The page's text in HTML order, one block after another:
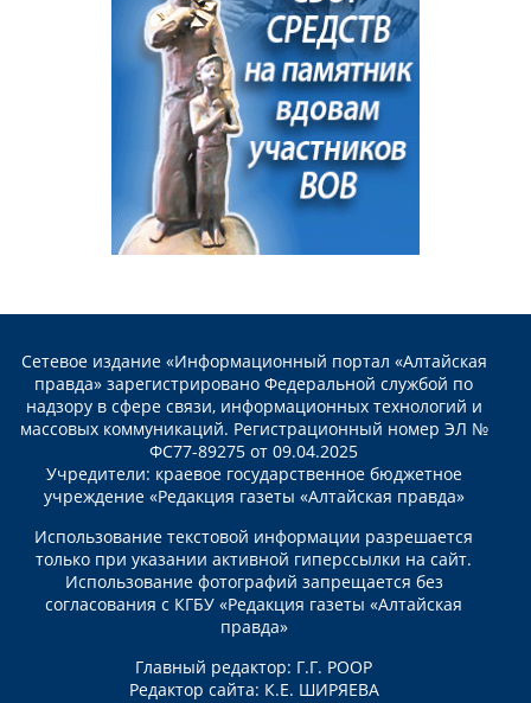
Сетевое издание «Информационный портал «Алтайская
правда» зарегистрировано Федеральной службой по
надзору в сфере связи, информационных технологий и
массовых коммуникаций. Регистрационный номер ЭЛ №
ФС77-89275 от 09.04.2025
Учредители: краевое государственное бюджетное
учреждение «Редакция газеты «Алтайская правда»
Использование текстовой информации разрешается
только при указании активной гиперссылки на сайт.
Использование фотографий запрещается без
согласования с КГБУ «Редакция газеты «Алтайская
правда»
Главный редактор: Г.Г. РООР
Редактор сайта: К.Е. ШИРЯЕВА